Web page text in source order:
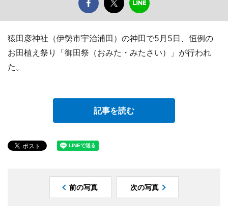
猿田彦神社（伊勢市宇治浦田）の神田で5月5日、恒例の
お田植え祭り「御田祭（おみた・みたさい）」が行われ
た。
記事を読む
前の写真 次の写真